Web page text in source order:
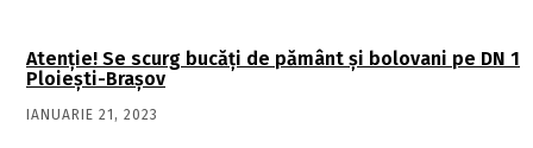
Atenţie! Se scurg bucăţi de pământ şi bolovani pe DN 1
Ploieşti-Braşov
IANUARIE 21, 2023